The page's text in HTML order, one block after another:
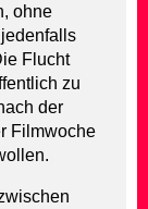
ohne
Flucht
zu
der
Filmwoche